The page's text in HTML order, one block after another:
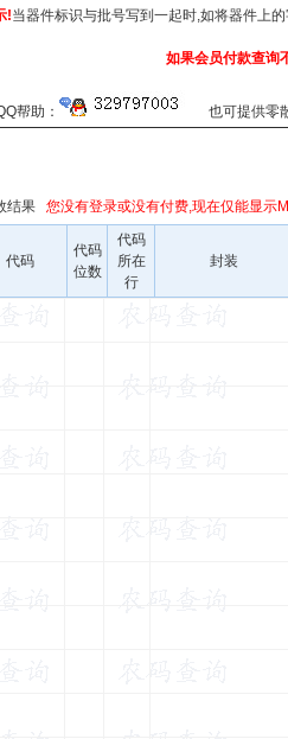
!当器件标识与批号写到一起时,如将器件上
如果会员付款查询
帮助： 也可提供零
结果 您没有登录或没有付费,现在仅能显示
代码
代码
位数
代码
所在
行
封装